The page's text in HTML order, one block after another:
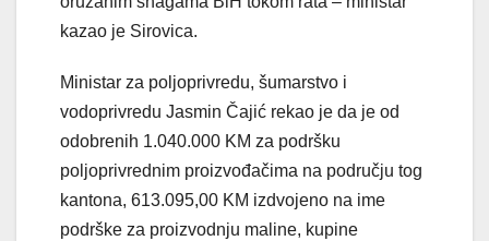
kazao je Sirovica.
Ministar za poljoprivredu, šumarstvo i
vodoprivredu Jasmin Čajić rekao je da je od
odobrenih 1.040.000 KM za podršku
poljoprivrednim proizvođačima na području tog
kantona, 613.095,00 KM izdvojeno na ime
podrške za proizvodnju maline, kupine